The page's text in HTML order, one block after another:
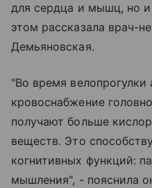
для сердца и мышц, но и
этом рассказала врач-
Демьяновская.
"Во время велопрогулки
кровоснабжение
получают больше
веществ. Это
когнитивных функций:
мышления", - пояснила